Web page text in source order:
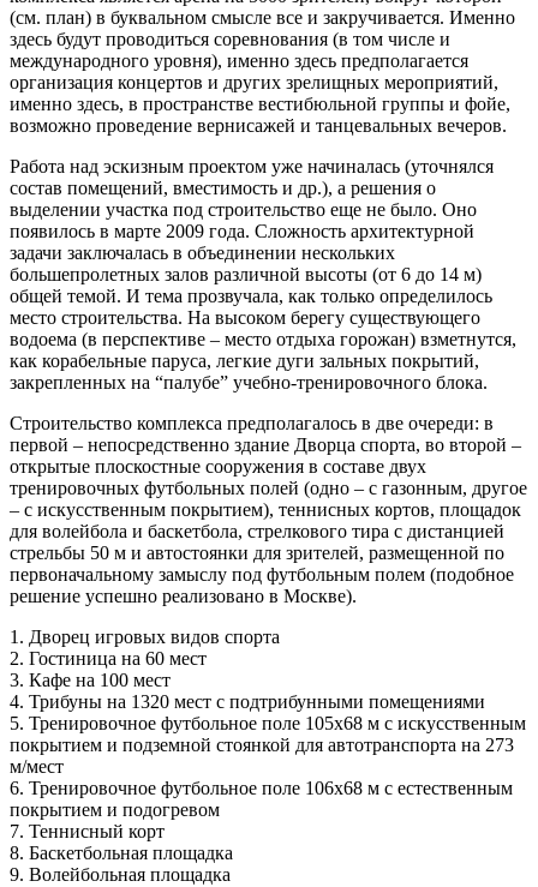
(см. план) в буквальном смысле все и закручивается. Именно
здесь будут проводиться соревнования (в том числе и
международного уровня), именно здесь предполагается
организация концертов и других зрелищных мероприятий,
именно здесь, в пространстве вестибюльной группы и фойе,
возможно проведение вернисажей и танцевальных вечеров.
Работа над эскизным проектом уже начиналась (уточнялся
состав помещений, вместимость и др.), а решения о
выделении участка под строительство еще не было. Оно
появилось в марте 2009 года. Сложность архитектурной
задачи заключалась в объединении нескольких
большепролетных залов различной высоты (от 6 до 14 м)
общей темой. И тема прозвучала, как только определилось
место строительства. На высоком берегу существующего
водоема (в перспективе – место отдыха горожан) взметнутся,
как корабельные паруса, легкие дуги зальных покрытий,
закрепленных на “палубе” учебно-тренировочного блока.
Строительство комплекса предполагалось в две очереди: в
первой – непосредственно здание Дворца спорта, во второй –
открытые плоскостные сооружения в составе двух
тренировочных футбольных полей (одно – с газонным, другое
– с искусственным покрытием), теннисных кортов, площадок
для волейбола и баскетбола, стрелкового тира с дистанцией
стрельбы 50 м и автостоянки для зрителей, размещенной по
первоначальному замыслу под футбольным полем (подобное
решение успешно реализовано в Москве).
1. Дворец игровых видов спорта
2. Гостиница на 60 мест
3. Кафе на 100 мест
4. Трибуны на 1320 мест с подтрибунными помещениями
5. Тренировочное футбольное поле 105x68 м с искусственным
покрытием и подземной стоянкой для автотранспорта на 273
м/мест
6. Тренировочное футбольное поле 106x68 м с естественным
покрытием и подогревом
7. Теннисный корт
8. Баскетбольная площадка
9. Волейбольная площадка